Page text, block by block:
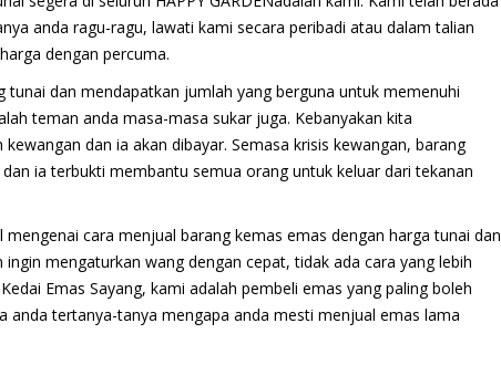
anda ragu-ragu, lawati kami secara peribadi atau dalam talian
dengan percuma.
dan mendapatkan jumlah yang berguna untuk memenuhi
teman anda masa-masa sukar juga. Kebanyakan kita
dan ia akan dibayar. Semasa krisis kewangan, barang
ia terbukti membantu semua orang untuk keluar dari tekanan
cara menjual barang kemas emas dengan harga tunai dan
mengaturkan wang dengan cepat, tidak ada cara yang lebih
Emas Sayang, kami adalah pembeli emas yang paling boleh
anda tertanya-tanya mengapa anda mesti menjual emas lama